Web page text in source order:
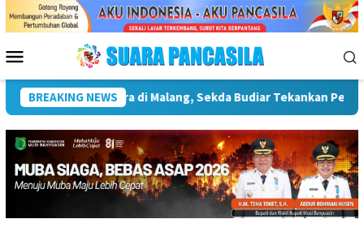
Menu
Mobile
BREAKING NEWS
Kebudayaan Wakil Wali Kota Lepas Lomba Gerak